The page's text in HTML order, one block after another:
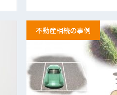
不動産相続の事例